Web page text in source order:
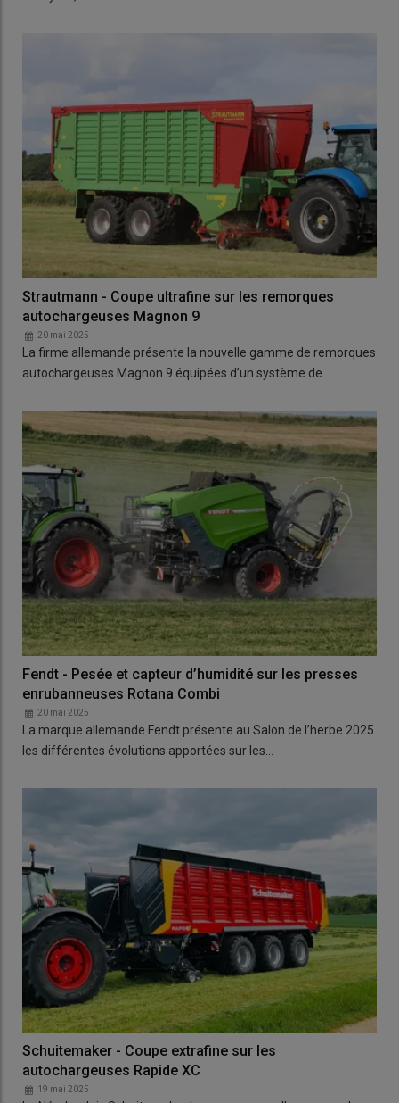
Strautmann - Coupe ultrafine sur les remorques
autochargeuses Magnon 9
20 mai 2025
La firme allemande présente la nouvelle gamme de remorques
autochargeuses Magnon 9 équipées d’un système de…
Fendt - Pesée et capteur d’humidité sur les presses
enrubanneuses Rotana Combi
20 mai 2025
La marque allemande Fendt présente au Salon de l’herbe 2025
les différentes évolutions apportées sur les…
Schuitemaker - Coupe extrafine sur les
autochargeuses Rapide XC
19 mai 2025